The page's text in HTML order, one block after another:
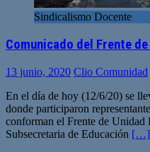
Sindicalismo Docente
Comunicado del Frente
13 junio, 2020 Clio Comunidad
En el día de hoy (12/6/20) se
donde participaron
conforman el Frente de
Subsecretaria de Educación […]